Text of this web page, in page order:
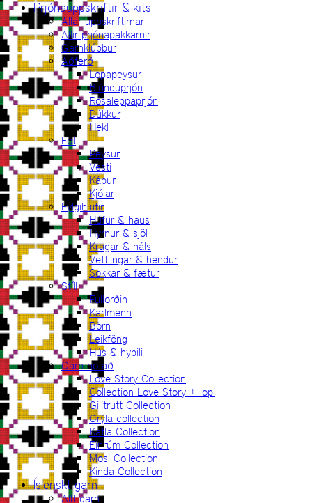
Prjónauppskriftir & kits
Allar uppskriftirnar
Allir prjónapakkarnir
Garnklúbbur
Aðferð
Lopapeysur
Blúnduprjón
Rósaleppaprjón
Dúkkur
Hekl
Föt
Peysur
Vesti
Kápur
Kjólar
Fylgihlutir
Húfur & haus
Hyrnur & sjöl
Kragar & háls
Vettlingar & hendur
Sokkar & fætur
Stíll
Fullorðin
Karlmenn
Börn
Leikföng
Hús & hybili
Garn notað
Love Story Collection
Collection Love Story + lopi
Gilitrutt Collection
Grýla collection
Katla Collection
Einrúm Collection
Mosi Collection
Kinda Collection
Íslenskt garn
Allt garn